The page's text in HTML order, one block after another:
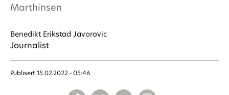
Marthinsen
Benedikt Erikstad Javorovic
Journalist
Publisert 15.02.2022 - 05:46